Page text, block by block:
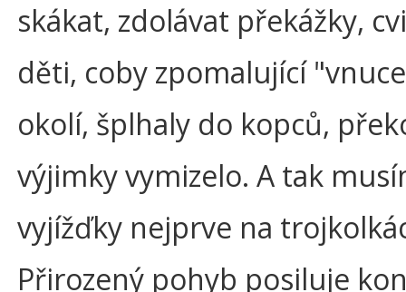
skákat, zdolávat překážky,
děti, coby zpomalující
okolí, šplhaly do kopců,
výjimky vymizelo. A tak
vyjížďky nejprve na
Přirozený pohyb posiluje